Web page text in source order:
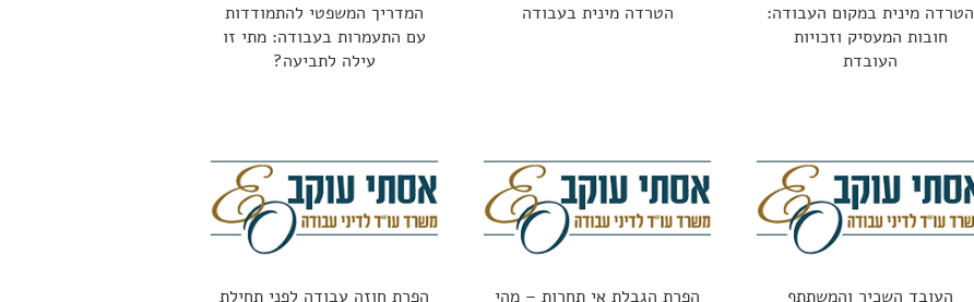
הטרדה מינית במקום העבודה:
חובות המעסיק וזכויות
העובדת
הטרדה מינית בעבודה
המדריך המשפטי להתמודדות
עם התעמרות בעבודה: מתי זו
עילה לתביעה?
העובד השכיר והמשתתף
הפרת הגבלת אי תחרות – מהי
הפרת חוזה עבודה לפני תחילת